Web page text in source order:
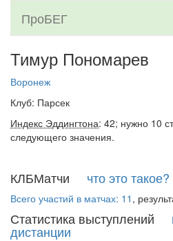
ПроБЕГ
Тимур Пономарев
Воронеж
Клуб: Парсек
Индекс Эддингтона: 42; нужно 10
следующего значения.
КЛБМатчи что это такое?
Всего участий в матчах: 11 ,
Статистика выступлений
дистанции